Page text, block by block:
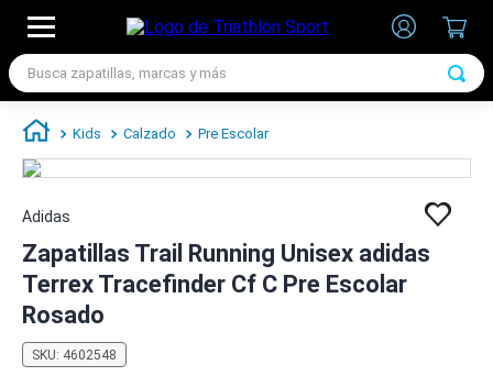
Busca zapatillas, marcas y más
Kids Calzado Pre Escolar
Adidas
Zapatillas Trail Running Unisex adidas
Terrex Tracefinder Cf C Pre Escolar
Rosado
SKU: 4602548
TÉRMINOS MÁS BUSCADOS
1.
3.
zapatillas adidas hombre
4.
chimpunes
5
zapatillas adidas mujer
6.
zapatillas nike hombre